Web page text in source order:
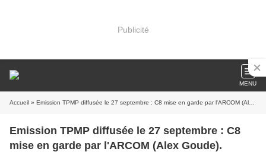
Publicité
MENU
Accueil » Emission TPMP diffusée le 27 septembre : C8 mise en garde par l'ARCOM (Alex Goude).
Emission TPMP diffusée le 27 septembre : C8
mise en garde par l'ARCOM (Alex Goude).